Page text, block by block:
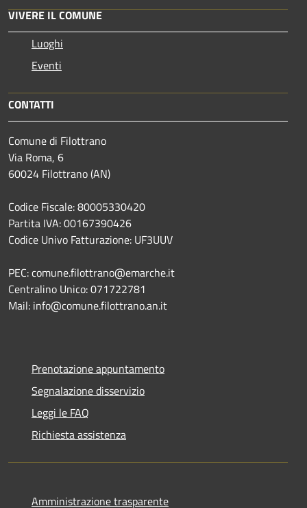
VIVERE IL COMUNE
Luoghi
Eventi
CONTATTI
Comune di Filottrano
Via Roma, 6
60024 Filottrano (AN)
Codice Fiscale: 80005330420
Partita IVA: 00167390426
Codice Univo Fatturazione: UF3UUV
PEC: comune.filottrano@emarche.it
Centralino Unico: 071722781
Mail: info@comune.filottrano.an.it
Prenotazione appuntamento
Segnalazione disservizio
Leggi le FAQ
Richiesta assistenza
Amministrazione trasparente